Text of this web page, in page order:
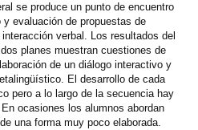
se produce un punto de encuentro
evaluación de propuestas de
verbal. Los resultados del
planes muestran cuestiones de
de un diálogo interactivo y
El desarrollo de cada
pero a lo largo de la secuencia hay
ocasiones los alumnos abordan
una forma muy poco elaborada.